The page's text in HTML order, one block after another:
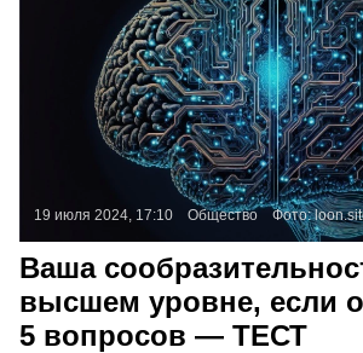
19 июля 2024, 17:10 Общество Фото:
Ваша
высшем уровне, если
5 вопросов — ТЕСТ